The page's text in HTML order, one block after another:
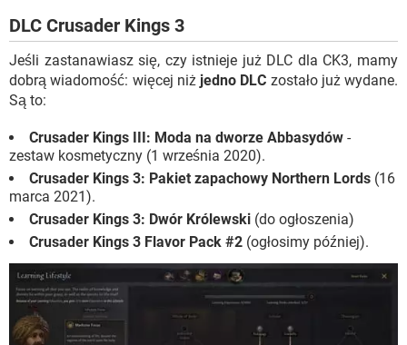
DLC Crusader Kings 3
Jeśli zastanawiasz się, czy istnieje już DLC dla CK3, mamy
dobrą wiadomość: więcej niż jedno DLC zostało już wydane.
Są to:
Crusader Kings III: Moda na dworze Abbasydów -
zestaw kosmetyczny (1 września 2020).
Crusader Kings 3: Pakiet zapachowy Northern Lords (16
marca 2021).
Crusader Kings 3: Dwór Królewski (do ogłoszenia)
Crusader Kings 3 Flavor Pack #2 (ogłosimy później).